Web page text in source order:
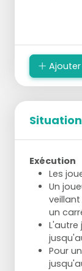
Exécution
Les
Un
un
L'autre
Pour